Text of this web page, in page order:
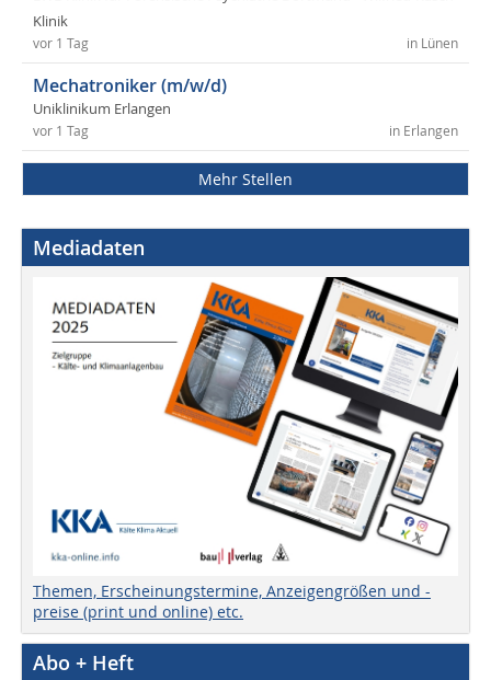
Klinik
in Lünen
vor 1 Tag
Mechatroniker (m/w/d)
Uniklinikum Erlangen
in Erlangen
vor 1 Tag
Mehr Stellen
Mediadaten
Themen, Erscheinungstermine, Anzeigengrößen und -
preise (print und online) etc.
Abo + Heft